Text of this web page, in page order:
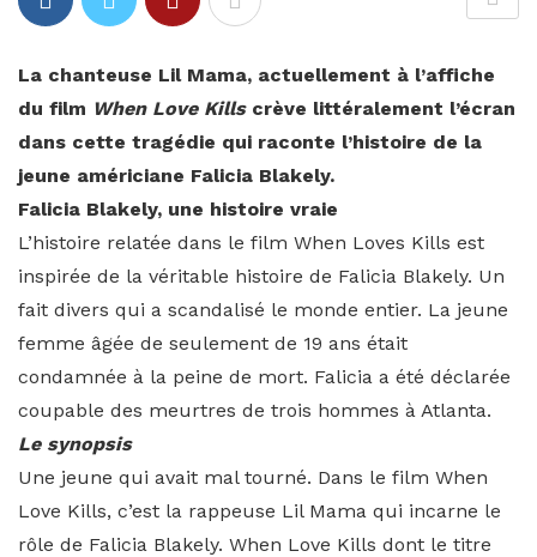
La chanteuse Lil Mama, actuellement à l’affiche
du film When Love Killscrève littéralement l’écran
dans cette tragédie qui raconte l’histoire de la
jeune américiane Falicia Blakely.
Falicia Blakely, une histoire vraie
L’histoire relatée dans le film When Loves Kills est
inspirée de la véritable histoire de Falicia Blakely. Un
fait divers qui a scandalisé le monde entier. La jeune
femme âgée de seulement de 19 ans était
condamnée à la peine de mort. Falicia a été déclarée
coupable des meurtres de trois hommes à Atlanta.
Le synopsis
Une jeune qui avait mal tourné. Dans le film When
Love Kills, c’est la rappeuse Lil Mama qui incarne le
rôle de Falicia Blakely. When Love Kills dont le titre